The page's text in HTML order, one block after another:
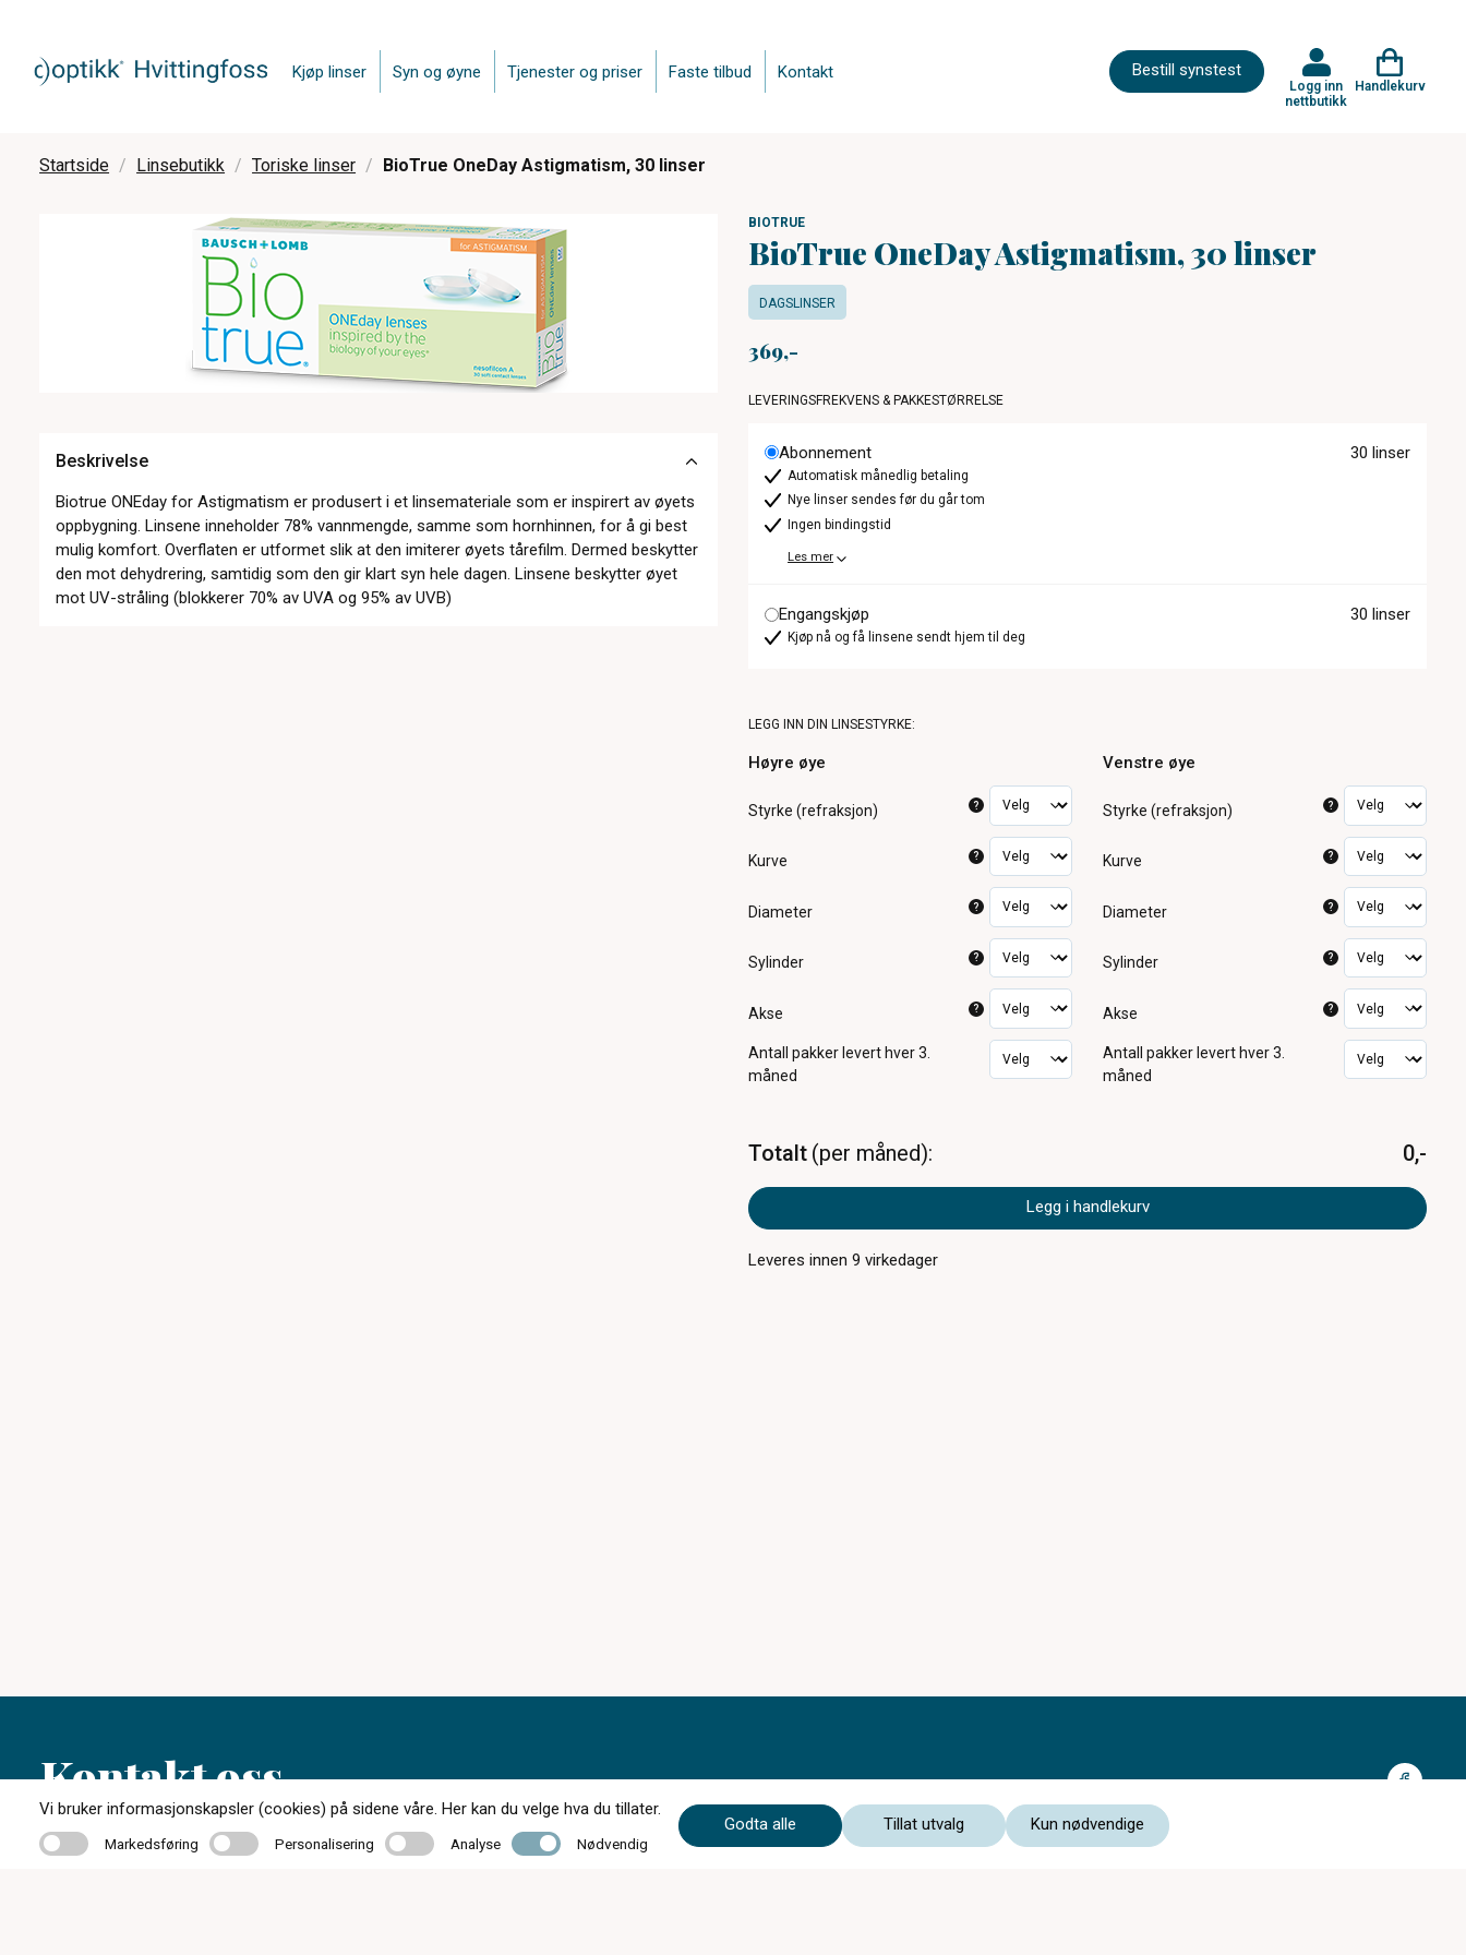
Bestill synstest
Kjøp linser Syn og øyne Tjenester og priser Faste tilbud Kontakt
Logg inn
nettbutikk
Handlekurv
Startside Linsebutikk Toriske linser BioTrue OneDay Astigmatism, 30 linser
Beskrivelse
Biotrue ONEday for Astigmatism er produsert i et linsemateriale som er inspirert av øyets
oppbygning. Linsene inneholder 78% vannmengde, samme som hornhinnen, for å gi best
mulig komfort. Overflaten er utformet slik at den imiterer øyets tårefilm. Dermed beskytter
den mot dehydrering, samtidig som den gir klart syn hele dagen. Linsene beskytter øyet
mot UV-stråling (blokkerer 70% av UVA og 95% av UVB)
BIOTRUE
BioTrue OneDay Astigmatism, 30 linser
DAGSLINSER
369
LEVERINGSFREKVENS & PAKKESTØRRELSE
Abonnement 30 linser
Automatisk månedlig betaling
Nye linser sendes før du går tom
Ingen bindingstid
Les mer
Engangskjøp 30 linser
Kjøp nå og få linsene sendt hjem til deg
LEGG INN DIN LINSESTYRKE:
Høyre øye
Styrke (refraksjon) ?
Kurve ?
Diameter ?
Sylinder ?
Akse ?
Antall pakker levert hver 3.
måned
Venstre øye
Styrke (refraksjon) ?
Kurve ?
Diameter ?
Sylinder ?
Akse ?
Antall pakker levert hver 3.
måned
Totalt per måned 0,-
Legg i handlekurv
Leveres innen9 virkedager
Kontakt oss
32 76 84 80
Åpningstider i sommer fra 13/6 - 15/8
Vi bruker informasjonskapsler (cookies) på sidene våre. Her kan du velge hva du tillater.
MarkedsføringMarkedsføring PersonaliseringPersonalisering Analyse Analyse Nødvendig Nødvendig
Godta alle Tillat utvalg Kun nødvendige